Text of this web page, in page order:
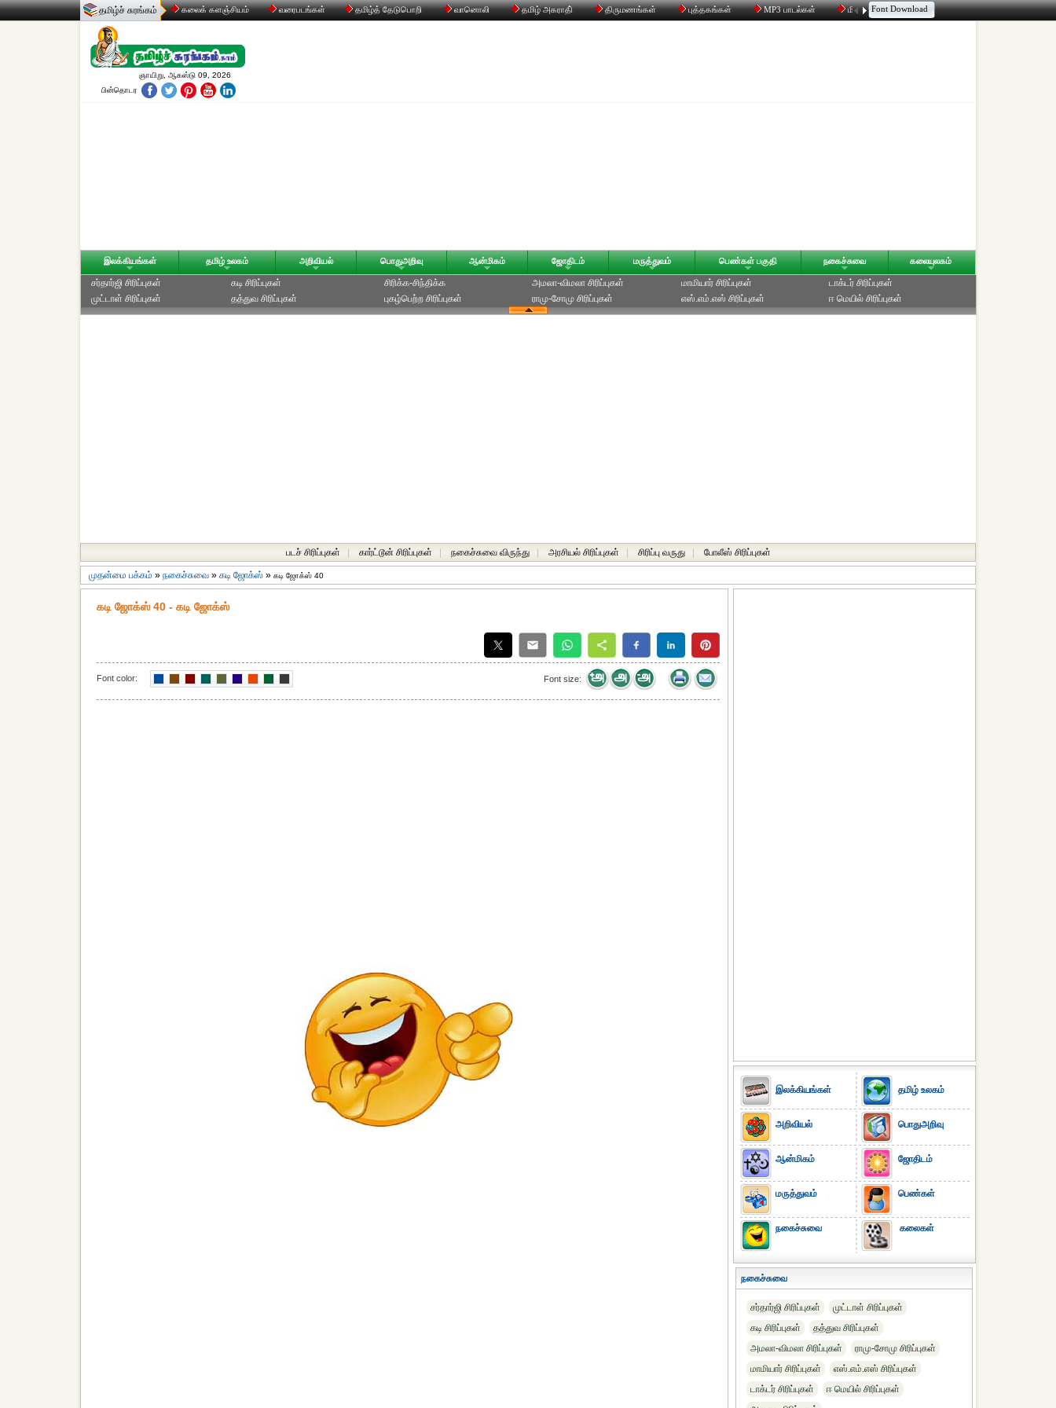
தமிழ்ச் சுரங்கம் கலைக் களஞ்சியம் வரைபடங்கள் தமிழ்த் தேடுபொறி வானொலி தமிழ் அகராதி் திருமணங்கள் புத்தகங்கள் MP3 பாடல்கள் மின்னஞ்சல் திரட்டி உரையாடல்
Font Download
ஞாயிறு, ஆகஸ்டு 09, 2026
பின்தொடர
இலக்கியங்கள் தமிழ் உலகம் அறிவியல் பொதுஅறிவு ஆன்மிகம் ஜோதிடம் மருத்துவம் பெண்கள் பகுதி நகைச்சுவை கலையுலகம்
சர்தார்ஜி சிரிப்புகள்
முட்டாள் சிரிப்புகள்
கடி சிரிப்புகள்
தத்துவ சிரிப்புகள்
சிரிக்க-சிந்திக்க
புகழ்பெற்ற சிரிப்புகள்
அமலா-விமலா சிரிப்புகள்
ராமு-சோமு சிரிப்புகள்
மாமியார் சிரிப்புகள்
எஸ்.எம்.எஸ் சிரிப்புகள்
டாக்டர் சிரிப்புகள்
ஈ மெயில் சிரிப்புகள்
படச் சிரிப்புகள் கார்ட்டூன் சிரிப்புகள் நகைச்சுவை விருந்து அரசியல் சிரிப்புகள் சிரிப்பு வருது போலீஸ் சிரிப்புகள்
முதன்மை பக்கம் » நகைச்சுவை » கடி ஜோக்ஸ் » கடி ஜோக்ஸ் 40
கடி ஜோக்ஸ் 40 - கடி ஜோக்ஸ்
Font color: Font size:
இலக்கியங்கள்
அறிவியல்
ஆன்மிகம்
மருத்துவம்
நகைச்சுவை
தமிழ் உலகம்
பொதுஅறிவு
ஜோதிடம்
பெண்கள்
கலைகள்
நகைச்சுவை
சர்தார்ஜி சிரிப்புகள்
முட்டாள் சிரிப்புகள்
கடி சிரிப்புகள்
தத்துவ சிரிப்புகள்
அமலா-விமலா சிரிப்புகள்
ராமு-சோமு சிரிப்புகள்
மாமியார் சிரிப்புகள்
எஸ்.எம்.எஸ் சிரிப்புகள்
டாக்டர் சிரிப்புகள்
ஈ மெயில் சிரிப்புகள்